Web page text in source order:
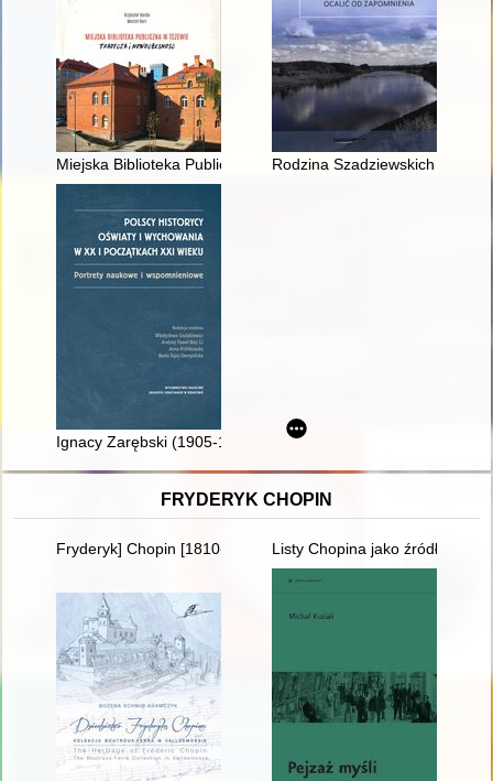
Miejska Biblioteka Publiczna w Tczewie : tradycja i
Rodzina Szadziewskich znad
Ignacy Zarębski (1905-1974) jako organizator zespołu
FRYDERYK CHOPIN
Fryderyk] Chopin [1810-1849] Listy Chopina jako źródło